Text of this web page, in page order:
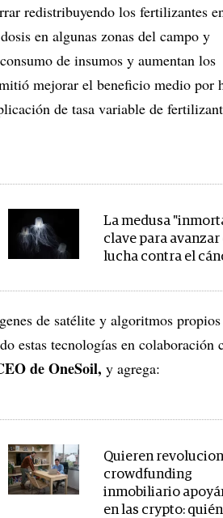
redistribuyendo los fertilizantes
en algunas zonas del campo y
de insumos y aumentan los
mejorar el beneficio medio por
de tasa variable de
La medusa
clave para avanzar
lucha contra el
de satélite y algoritmos
estas tecnologías en colaboración
de OneSoil, y agrega:
Quieren
crowdfunding
inmobiliario
en las crypto: